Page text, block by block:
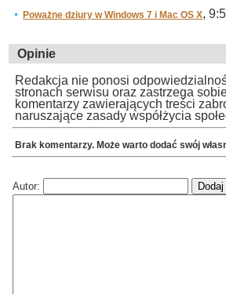
Poważne dziury w Windows 7 i Mac OS X,
Opinie
Redakcja nie ponosi
stronach serwisu oraz zastrzega
komentarzy zawierających treści
naruszające zasady współżycia
Brak komentarzy. Może warto dodać swój
Autor: